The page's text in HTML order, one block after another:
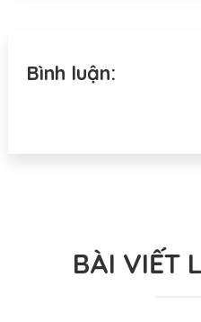
Bình luận:
BÀI VIẾT